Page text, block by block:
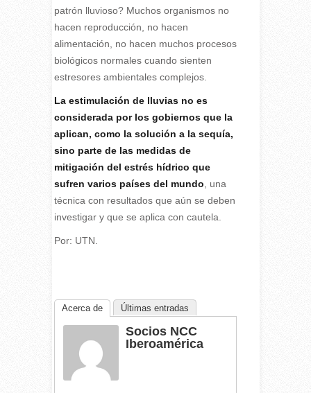
patrón lluvioso? Muchos organismos no
hacen reproducción, no hacen
alimentación, no hacen muchos procesos
biológicos normales cuando sienten
estresores ambientales complejos.
La estimulación de lluvias no es
considerada por los gobiernos que la
aplican, como la solución a la sequía,
sino parte de las medidas de
mitigación del estrés hídrico que
sufren varios países del mundo , una
técnica con resultados que aún se deben
investigar y que se aplica con cautela.
Por: UTN.
Acerca de Últimas entradas
Socios NCC
Iberoamérica